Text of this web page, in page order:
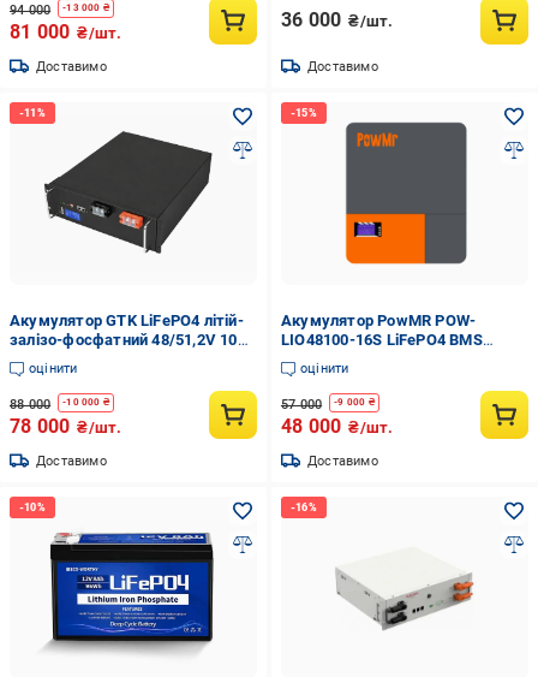
94 000 -13 000 ₴
81 000 ₴/шт.
Доставимо
36 000 ₴/шт.
Доставимо
Акумулятор GTK LiFePO4 літій-
залізо-фосфатний 48/51,2V 100
Ah 10,24 кВт/год (32898743)
оцінити
88 000 -10 000 ₴
78 000 ₴/шт.
Доставимо
Акумулятор PowMR POW-
LIO48100-16S LiFePO4 BMS
48/51,2V 100 Ah (32966006)
оцінити
57 000 -9 000 ₴
48 000 ₴/шт.
Доставимо